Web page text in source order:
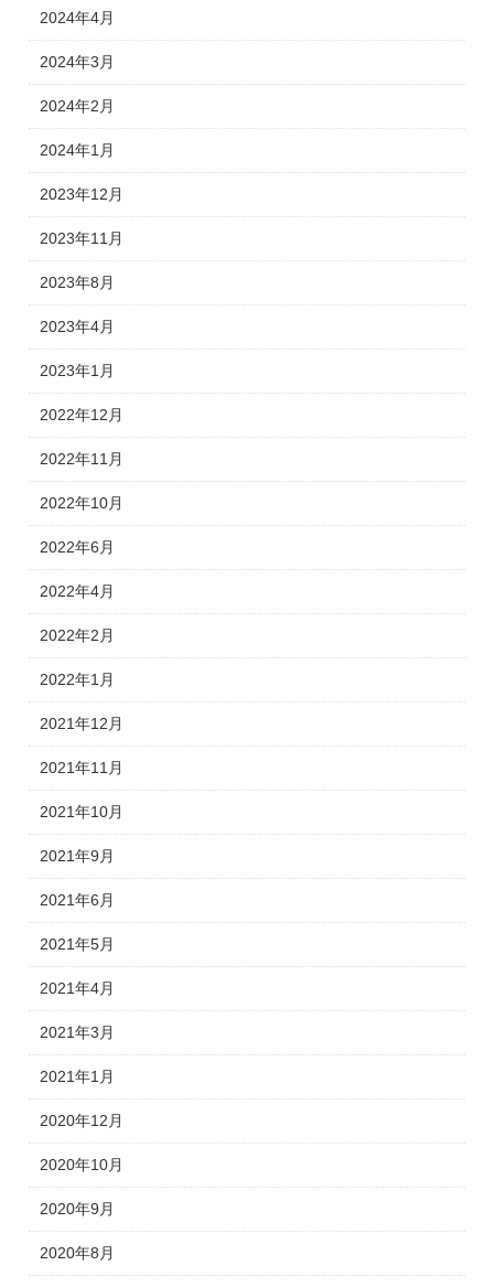
2024年4月
2024年3月
2024年2月
2024年1月
2023年12月
2023年11月
2023年8月
2023年4月
2023年1月
2022年12月
2022年11月
2022年10月
2022年6月
2022年4月
2022年2月
2022年1月
2021年12月
2021年11月
2021年10月
2021年9月
2021年6月
2021年5月
2021年4月
2021年3月
2021年1月
2020年12月
2020年10月
2020年9月
2020年8月